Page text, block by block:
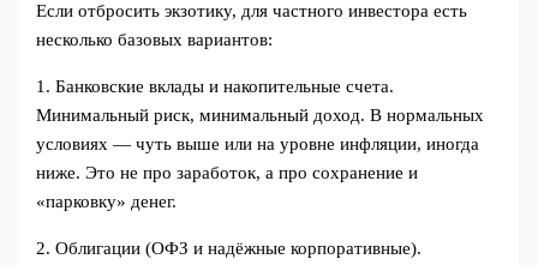
Если отбросить экзотику, для частного инвестора есть
несколько базовых вариантов:
1. Банковские вклады и накопительные счета.
Минимальный риск, минимальный доход. В нормальных
условиях — чуть выше или на уровне инфляции, иногда
ниже. Это не про заработок, а про сохранение и
«парковку» денег.
2. Облигации (ОФЗ и надёжные корпоративные).